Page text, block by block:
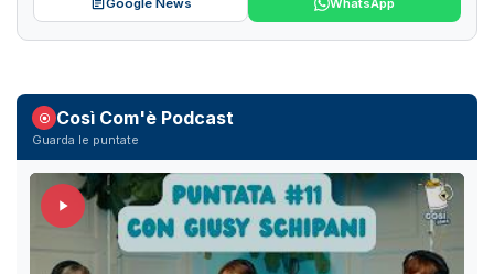
Così Com'è Podcast
Guarda le puntate